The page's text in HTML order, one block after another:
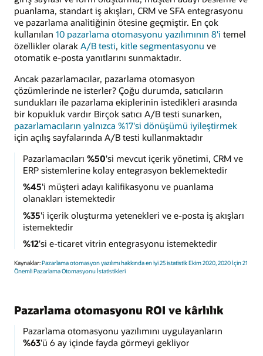
puanlama, standart iş akışları, CRM ve SFA entegrasyonu
ve pazarlama analitiğinin ötesine geçmiştir. En çok
kullanılan 10 pazarlama otomasyonu yazılımının 8'i temel
özellikler olarak A/B testi, kitle segmentasyonu ve
otomatik e-posta yanıtlarını sunmaktadır.
Ancak pazarlamacılar, pazarlama otomasyon
çözümlerinde ne isterler? Çoğu durumda, satıcıların
sundukları ile pazarlama ekiplerinin istedikleri arasında
bir kopukluk vardır Birçok satıcı A/B testi sunarken,
pazarlamacıların yalnızca %17'si dönüşümü iyileştirmek
için açılış sayfalarında A/B testi kullanmaktadır
Pazarlamacıları %50'si mevcut içerik yönetimi, CRM ve
ERP sistemlerine kolay entegrasyon beklemektedir
%45'i müşteri adayı kalifikasyonu ve puanlama
olanakları istemektedir
%35'i içerik oluşturma yetenekleri ve e-posta iş akışları
istemektedir
%12'si e-ticaret vitrin entegrasyonu istemektedir
Kaynaklar:Pazarlama otomasyon yazılımı hakkında en iyi 25 istatistik Ekim 2020,2020 İçin 21
Önemli Pazarlama Otomasyonu İstatistikleri
Pazarlama otomasyonu ROI ve kârlılık
Pazarlama otomasyonu yazılımını uygulayanların
%63'ü 6 ay içinde fayda görmeyi gekliyor